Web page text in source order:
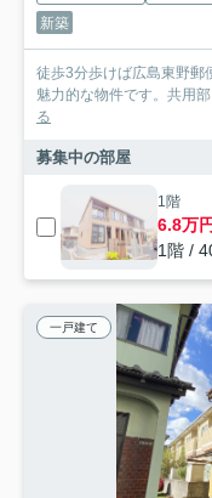
新築
徒歩3分歩けば広島東野郵
魅力的な物件です。共用
る
募集中の部屋
1階
6.8万円
1階 /
一戸建て